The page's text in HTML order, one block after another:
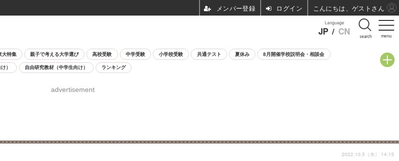
menu
Language
JP / CN search
大特集 親子で考える大学選び 高校受験 中学受験 小学校受験 共通テスト 夏休み 8月開催学校説明会・相談会
） 自由研究教材（中学生向け） ランキング
advertisement
2022.10.5（水） 14:15
ログイン こんにちは、ゲストさん